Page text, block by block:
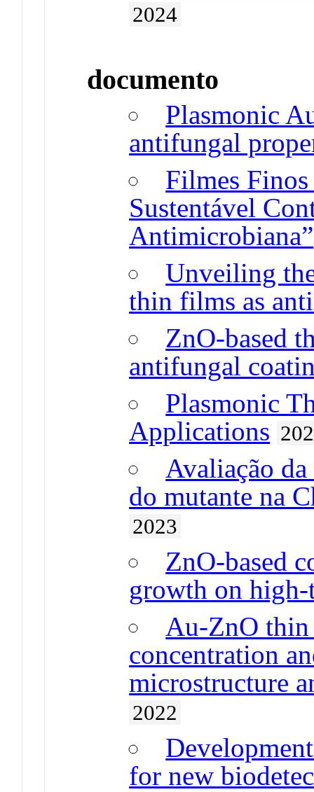
2024
documento
Plasmonic
antifungal
Filmes
Sustentável
Antimicrobiana”
Unveiling
thin films as
ZnO-based
antifungal
Plasmonic
Applications
Avaliação
do mutante na
2023
ZnO-based
growth on high-
Au-ZnO
concentration
microstructure
2022
for new